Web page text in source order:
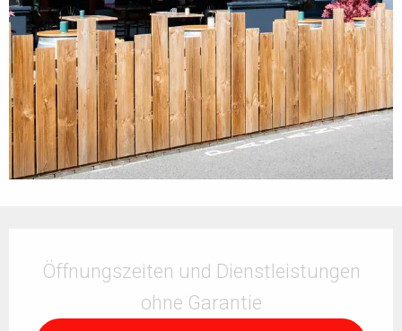
Öffnungszeiten und Dienstleistungen
ohne Garantie